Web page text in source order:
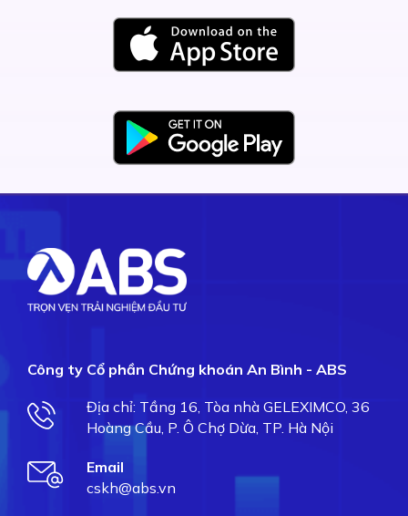
Công ty Cổ phần Chứng khoán An Bình - ABS
Địa chỉ: Tầng 16, Tòa nhà GELEXIMCO, 36
Hoàng Cầu, P. Ô Chợ Dừa, TP. Hà Nội
Email
cskh@abs.vn